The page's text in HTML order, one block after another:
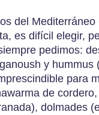
del Mediterráneo
es difícil elegir,
pedimos:
y hummus
para
de
dolmades